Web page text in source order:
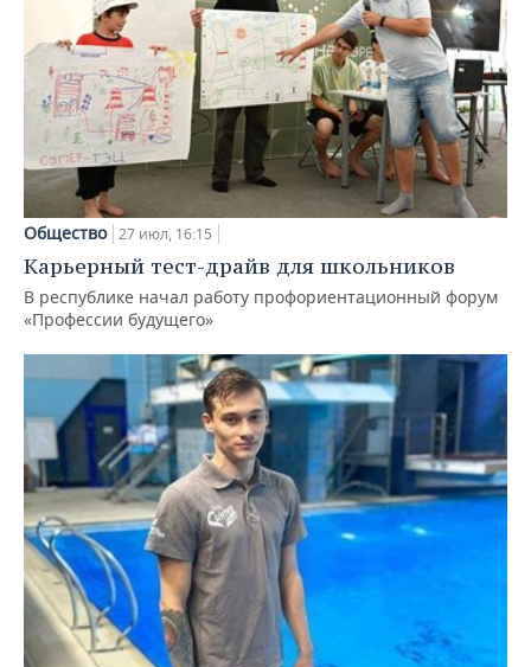
Общество 27 июл, 16:15
Карьерный тест-драйв для школьников
В республике начал работу профориентационный форум
«Профессии будущего»